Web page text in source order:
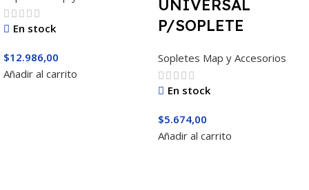
En stock
$12.986,00
Añadir al carrito
UNIVERSAL
P/SOPLETE
Sopletes Map y Accesorios
En stock
$5.674,00
Añadir al carrito